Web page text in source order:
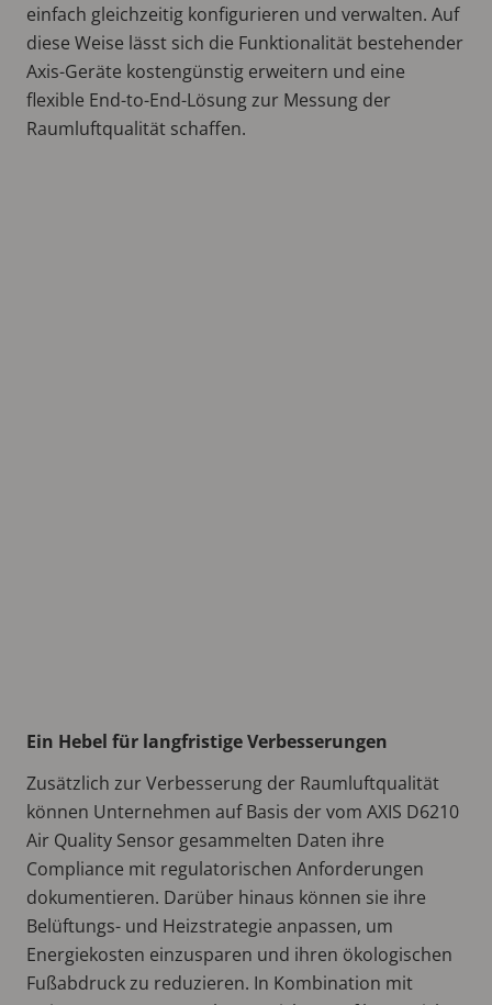
einfach gleichzeitig konfigurieren und verwalten. Auf
diese Weise lässt sich die Funktionalität bestehender
Axis-Geräte kostengünstig erweitern und eine
flexible End-to-End-Lösung zur Messung der
Raumluftqualität schaffen.
Ein Hebel für langfristige Verbesserungen
Zusätzlich zur Verbesserung der Raumluftqualität
können Unternehmen auf Basis der vom AXIS D6210
Air Quality Sensor gesammelten Daten ihre
Compliance mit regulatorischen Anforderungen
dokumentieren. Darüber hinaus können sie ihre
Belüftungs- und Heizstrategie anpassen, um
Energiekosten einzusparen und ihren ökologischen
Fußabdruck zu reduzieren. In Kombination mit